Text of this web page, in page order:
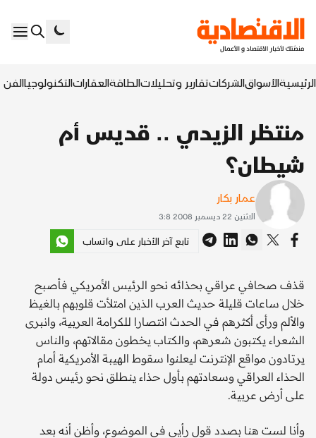
الرئيسيةالأسواقالشركاتتقارير وتحليلاتالطاقةالعقاراتالتكنولوجياالفن
منتظر الزيدي .. قديس أم
شيطان؟
عمار بكار
الاثنين 22 ديسمبر 2008 3:8
تابع آخر الأخبار على واتساب
قذف صحافي عراقي بحذائه نحو الرئيس الأمريكي فأصبح
خلال ساعات قليلة حديث العرب الذين امتلأت قلوبهم بالغيظ
والألم ورأى أكثرهم في الحدث انتصارا للكرامة العربية، وانبرى
الشعراء يكتبون شعرهم، والكتاب يخطون مقالاتهم، والناس
يرتادون مواقع الإنترنت ليعلنوا سقوط الهيبة الأمريكية أمام
الحذاء العراقي وسعادتهم بأول حذاء ينطلق نحو رئيس دولة
على أرض عربية.
وأنا لست هنا بصدد قول رأيي في الموضوع، وأظن أنه بعد